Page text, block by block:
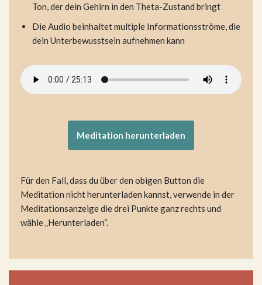
Ton, der dein Gehirn in den Theta-Zustand bringt
Die Audio beinhaltet multiple Informationsströme, die
dein Unterbewusstsein aufnehmen kann
Meditation herunterladen
Für den Fall, dass du über den obigen Button die
Meditation nicht herunterladen kannst, verwende in der
Meditationsanzeige die drei Punkte ganz rechts und
wähle „Herunterladen“.